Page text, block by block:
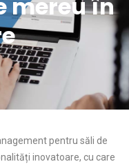
mereu în
pentru săli de
inovatoare, cu care